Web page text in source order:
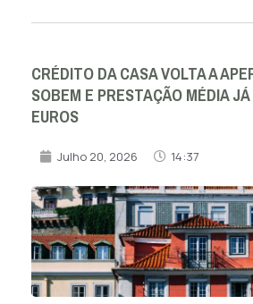
CRÉDITO DA CASA VOLTA A
SOBEM E PRESTAÇÃO MÉDIA
EUROS
Julho 20, 2026 14:37